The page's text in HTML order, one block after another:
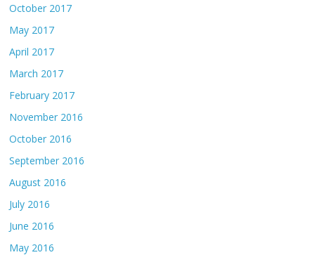
October 2017
May 2017
April 2017
March 2017
February 2017
November 2016
October 2016
September 2016
August 2016
July 2016
June 2016
May 2016